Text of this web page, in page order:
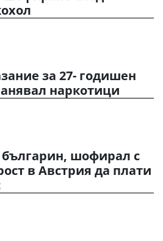
за 27- годишен
наркотици
шофирал с
в Австрия да плати